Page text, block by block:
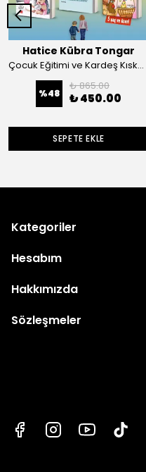
Hatice Kübra Tongar
Çocuk Eğitimi ve Kardeş Kıskançlığına Çözümler Kitap Seti
%48
₺ 865.00
₺ 450.00
SEPETE EKLE
Kategoriler
Hesabım
Hakkımızda
Sözleşmeler